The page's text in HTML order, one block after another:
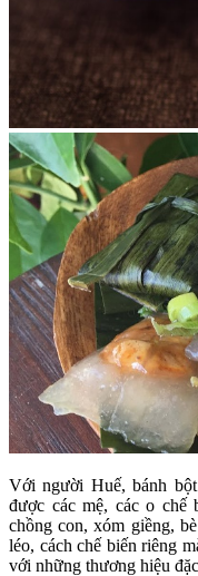
Với người Huế, bánh
được các mệ, các o chế
chồng con, xóm giềng,
léo, cách chế biến riêng
với những thương hiệu